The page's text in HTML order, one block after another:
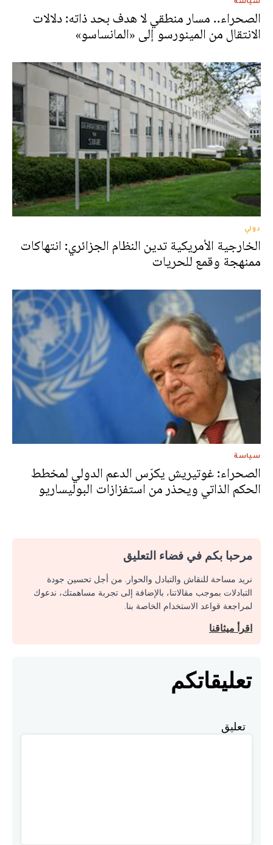
الصحراء.. مسار منطقي لا هدف بحد ذاته: دلالات
الانتقال من المينورسو إلى «المانساسو»
دولي
الخارجية الأمريكية تدين النظام الجزائري: انتهاكات
ممنهجة وقمع للحريات
سياسة
الصحراء: غوتيريش يكرّس الدعم الدولي لمخطط
الحكم الذاتي ويحذر من استفزازات البوليساريو
مرحبا بكم في فضاء التعليق
نريد مساحة للنقاش والتبادل والحوار. من أجل تحسين جودة
التبادلات بموجب مقالاتنا، بالإضافة إلى تجربة مساهمتك، ندعوك
لمراجعة قواعد الاستخدام الخاصة بنا.
اقرأ ميثاقنا
تعليقاتكم
تعليق